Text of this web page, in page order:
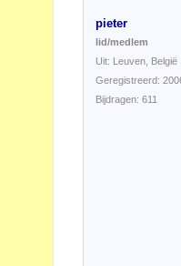
pieter
lid/medlem
Uit: Leuven, België
Geregistreerd:
Bijdragen: 611